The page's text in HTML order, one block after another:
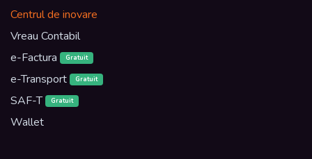
Centrul de inovare
Vreau Contabil
e-Factura
Gratuit
e-Transport Gratuit
SAF-T Gratuit
Wallet